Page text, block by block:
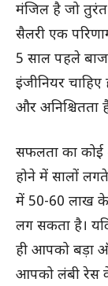
मंजिल है जो
सैलरी एक
5 साल पहले
इंजीनियर
और अनिश्चितता
सफलता का कोई
होने में सालों
में 50-60 लाख
लग सकता है।
ही आपको बड़ा
आपको लंबी रेस के